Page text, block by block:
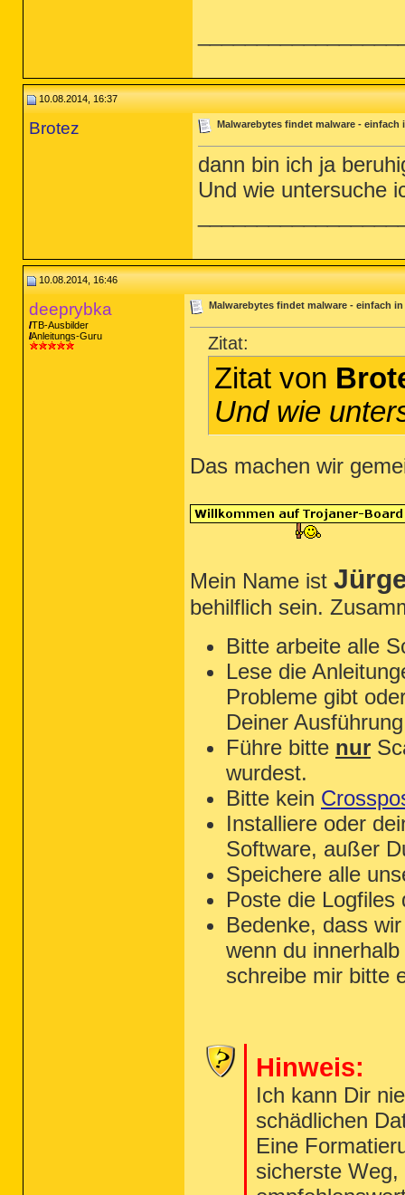
10.08.2014, 16:37
Brotez Malwarebytes findet malware -
dann bin ich ja
Und wie untersuche
10.08.2014, 16:46
deeprybka
TB-Ausbilder
Anleitungs-Guru
Malwarebytes findet malware - einfach
Zitat:
Zitat von
Und wie
Das machen wir
Mein Name ist
behilflich sein.
Bitte arbeite alle
Lese die
Probleme gibt
Deiner
Führe bitte nur
wurdest.
Bitte kein
Installiere oder
Software, außer
Speichere alle
Poste die Logfiles
Bedenke, dass
wenn du
schreibe mir bitte
Hinweis:
Ich kann Dir
schädlichen
Eine
sicherste